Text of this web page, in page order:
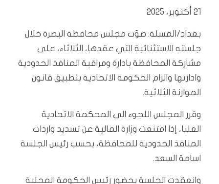
21 أكتوبر، 2025
بغداد/المسلة: صوّت مجلس محافظة البصرة خلال
جلسته الاستثنائية التي عقدها، الثلاثاء، على
مشاركة المحافظة بادارة ومراقبة المنافذ الحدودية
وادارتها والزام الحكومة الاتحادية بتطبيق قانون
الموازنة الثلاثية.
وقرر المجلس اللجوء الى المحكمة الاتحادية
العليا، إذا امتنعت وزارة المالية عن تسديد واردات
المنافذ الحدودية للمحافظة، بحسب رئيس الجلسة
اسامة السعد.
وانعقدت الجلسة بحضور رئيس الحكومة المحلية